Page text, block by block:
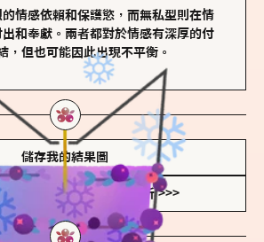
情感依賴和保護慾，而無私型則在情
和奉獻。兩者都對於情感有深厚的付
，但也可能因此出現不平衡。
儲存我的結果圖
查看香氛類型全解析 >>>